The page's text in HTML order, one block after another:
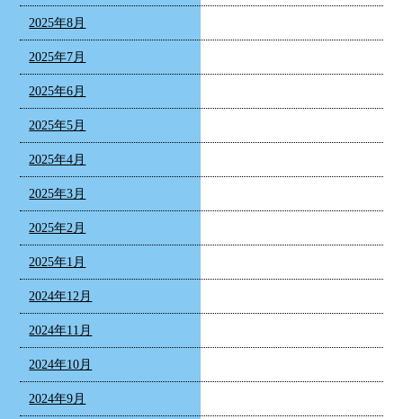
2025年8月
2025年7月
2025年6月
2025年5月
2025年4月
2025年3月
2025年2月
2025年1月
2024年12月
2024年11月
2024年10月
2024年9月